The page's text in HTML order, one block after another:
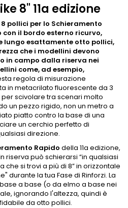
8" 11a edizione
pollici per lo Schieramento
il bordo esterno ricurvo,
lungo esattamente otto pollici,
che i modellini devono
in campo dalla riserva nei
come, ad esempio,
regola di misurazione
in metacrilato fluorescente da 3
scivolare tra scenari molto
un pezzo rigido, non un metro a
piatto contro la base di una
un cerchio perfetto di
direzione.
Rapido della 11a edizione,
riserva può schierarsi “in qualsiasi
si trovi a più di 8” in orizzontale
durante la tua Fase di Rinforzi. La
a base (o da elmo a base nei
ignorando l'altezza, quindi è
da otto pollici.